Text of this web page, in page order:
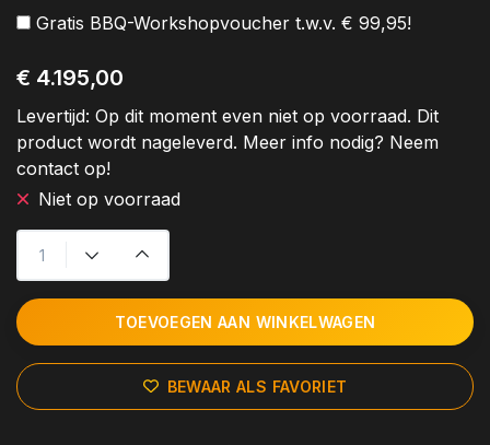
Gratis BBQ-Workshopvoucher t.w.v. € 99,95!
€ 4.195,00
Levertijd: Op dit moment even niet op voorraad. Dit
product wordt nageleverd. Meer info nodig? Neem
contact op!
Niet op voorraad
TOEVOEGEN AAN WINKELWAGEN
BEWAAR ALS FAVORIET